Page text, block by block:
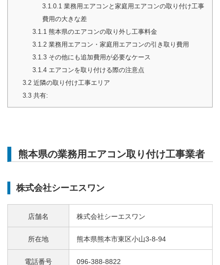
3.1.0.1 業務用エアコンと家庭用エアコンの取り付け工事
費用の大きな差
3.1.1 熊本県のエアコンの取り外し工事料金
3.1.2業務用エアコン・家庭用エアコンの引き取り費用
3.1.3その他にも追加費用が必要なケース
3.1.4エアコンを取り付ける際の注意点
3.2近隣の取り付け工事エリア
3.3共有:
熊本県の業務用エアコン取り付け工事業者
株式会社シーエスワン
店舗名 株式会社シーエスワン
所在地 熊本県熊本市東区小山3-8-94
電話番号 096-388-8822